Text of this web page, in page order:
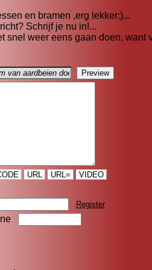
en bramen ,erg lekker:)...
Schrijf je nu in!...
snel weer eens gaan doen, want
URL URL= VIDEO
Register